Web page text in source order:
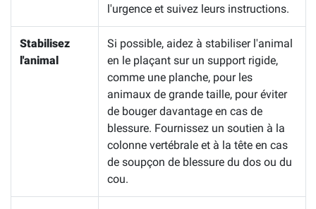
l'urgence et suivez leurs instructions.
Stabilisez
l'animal
Si possible, aidez à stabiliser l'animal
en le plaçant sur un support rigide,
comme une planche, pour les
animaux de grande taille, pour éviter
de bouger davantage en cas de
blessure. Fournissez un soutien à la
colonne vertébrale et à la tête en cas
de soupçon de blessure du dos ou du
cou.